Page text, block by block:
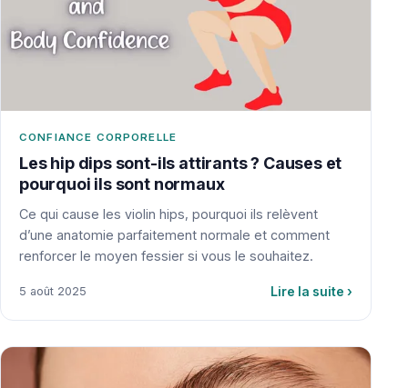
CONFIANCE CORPORELLE
Les hip dips sont-ils attirants ? Causes et
pourquoi ils sont normaux
Ce qui cause les violin hips, pourquoi ils relèvent
d’une anatomie parfaitement normale et comment
renforcer le moyen fessier si vous le souhaitez.
5 août 2025 Lire la suite ›